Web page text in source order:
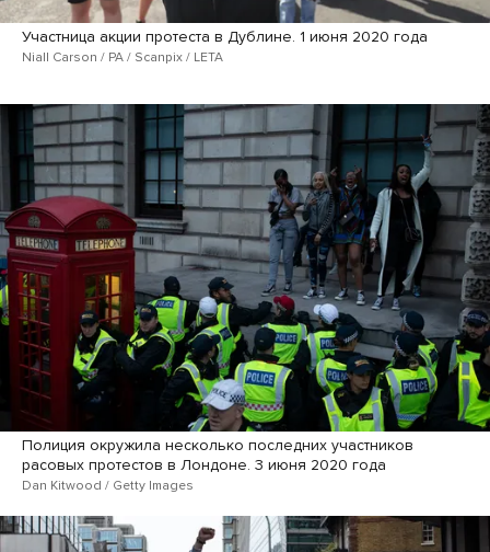
Участница акции протеста в Дублине. 1 июня 2020 года
Niall Carson / PA / Scanpix / LETA
Полиция окружила несколько последних участников
расовых протестов в Лондоне. 3 июня 2020 года
Dan Kitwood / Getty Images